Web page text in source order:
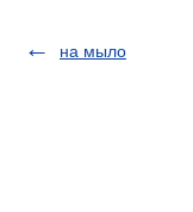
на мыло